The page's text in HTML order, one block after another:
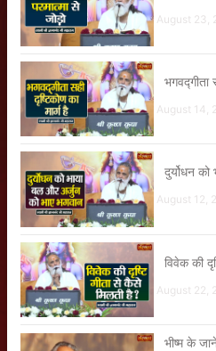
August 23,
भगवद्गीता
August 14,
दुर्योधन
August 12,
विवेक की
August 22,
भीष्म के